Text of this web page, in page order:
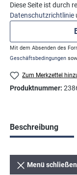
Diese Seite ist durch
Datenschutzrichtlinie
Mit dem Absenden des
Geschäftsbedingungen
Zum Merkzettel
Produktnummer:
Beschreibung
Menü schließen